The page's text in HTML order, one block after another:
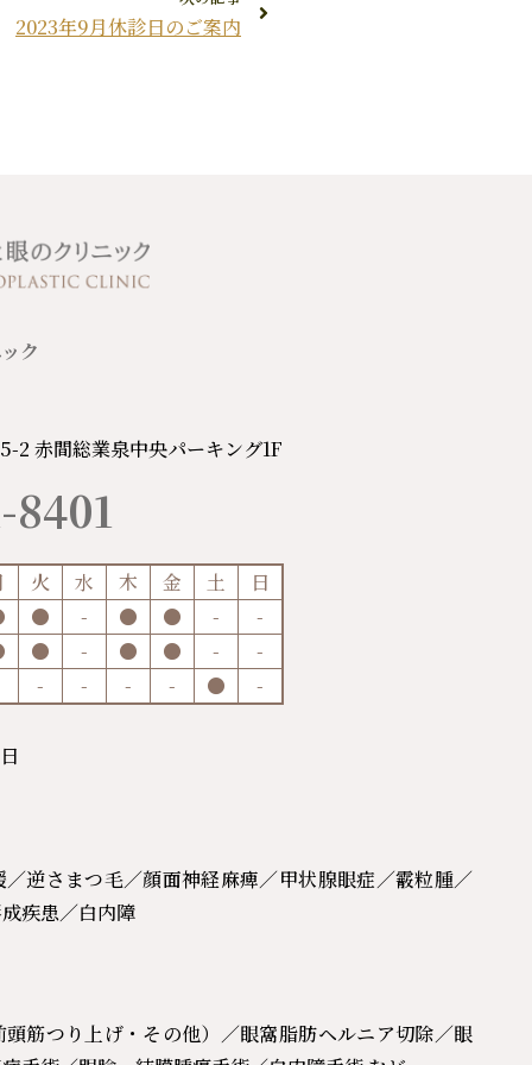
2023年9月休診日のご案内
ク
2 赤間総業泉中央パーキング1F
火 水 木 金 土
日
● - ● ● -
-
● - ● ● -
-
-
- - - ● -
逆さまつ毛／顔面神経麻痺／甲状腺眼症／霰粒腫／
疾患／白内障
筋つり上げ・その他）／眼窩脂肪ヘルニア切除／眼